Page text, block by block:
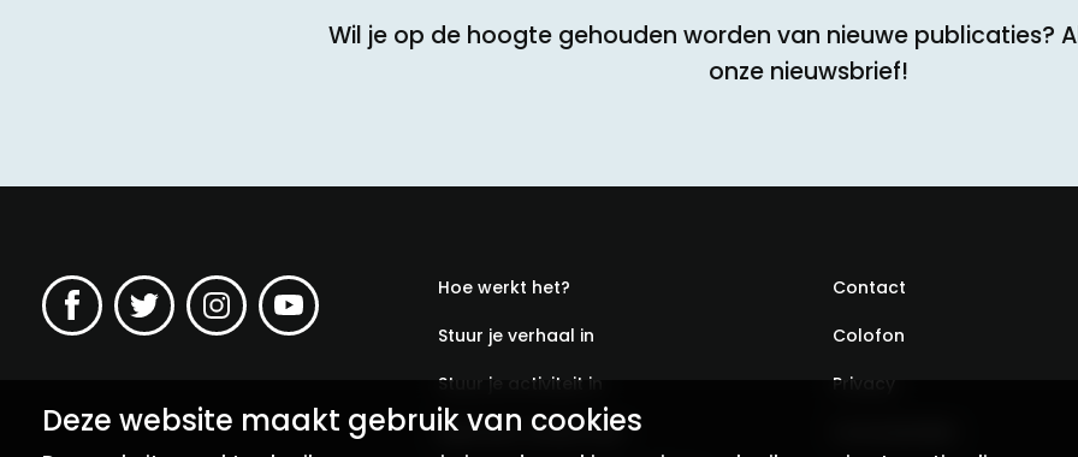
Deze website maakt gebruik van cookies
Wil je op de hoogte gehouden worden van nieuwe publicaties?
onze nieuwsbrief!
Hoe werkt het?
Stuur je verhaal in
Stuur je activiteit in
Meld een vondst aan
Contact
Colofon
Privacy